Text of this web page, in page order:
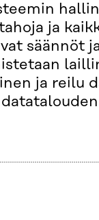
ja
säännöt
ja reilu